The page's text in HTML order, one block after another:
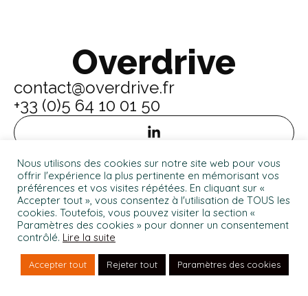
Overdrive
contact@overdrive.fr
+33 (0)5 64 10 01 50
Siège : 11 rue Théodore Blanc, Bat B - CS 30125 - 33070
Bordeaux cedex
Overdrive © 2024
Mentions légales
Politique de Confidentialité
Nous utilisons des cookies sur notre site web pour vous
offrir l'expérience la plus pertinente en mémorisant vos
préférences et vos visites répétées. En cliquant sur «
Accepter tout », vous consentez à l'utilisation de TOUS les
cookies. Toutefois, vous pouvez visiter la section «
Paramètres des cookies » pour donner un consentement
contrôlé. Lire la suite
Accepter tout Rejeter tout Paramètres des cookies